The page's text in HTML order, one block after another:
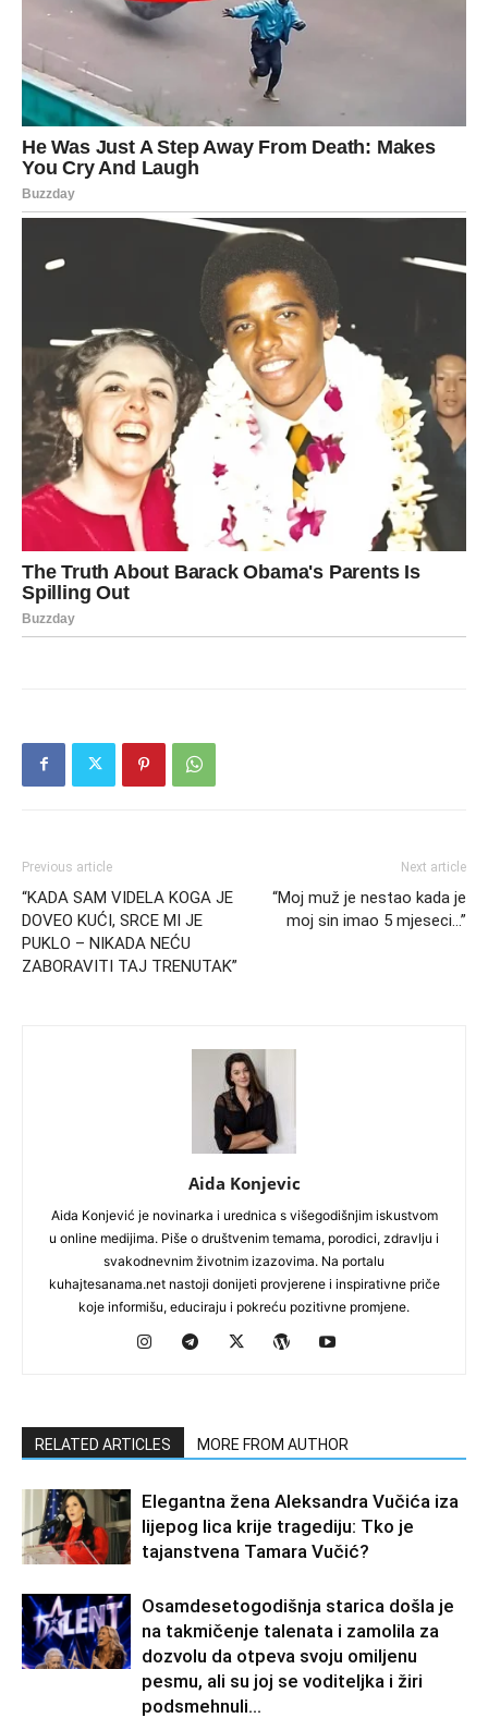
Previous article
“KADA SAM VIDELA KOGA JE
DOVEO KUĆI, SRCE MI JE
PUKLO – NIKADA NEĆU
ZABORAVITI TAJ TRENUTAK”
Next article
“Moj muž je nestao kada je
moj sin imao 5 mjeseci…”
Aida Konjevic
Aida Konjević je novinarka i urednica s višegodišnjim iskustvom
u online medijima. Piše o društvenim temama, porodici, zdravlju i
svakodnevnim životnim izazovima. Na portalu
kuhajtesanama.net nastoji donijeti provjerene i inspirativne priče
koje informišu, educiraju i pokreću pozitivne promjene.
RELATED ARTICLES MORE FROM AUTHOR
Elegantna žena Aleksandra Vučića iza
lijepog lica krije tragediju: Tko je
tajanstvena Tamara Vučić?
Osamdesetogodišnja starica došla je
na takmičenje talenata i zamolila za
dozvolu da otpeva svoju omiljenu
pesmu, ali su joj se voditeljka i žiri
podsmehnuli...